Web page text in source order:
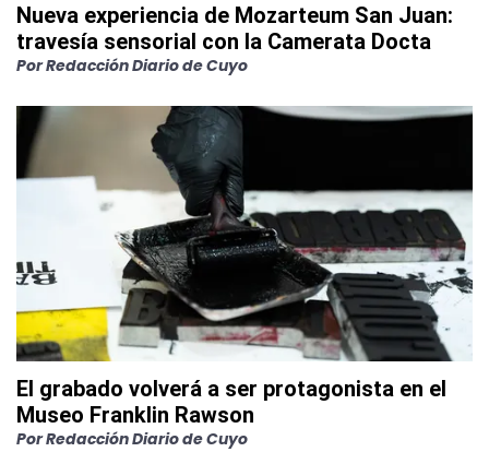
Nueva experiencia de Mozarteum San Juan:
travesía sensorial con la Camerata Docta
PorRedacción Diario de Cuyo
El grabado volverá a ser protagonista en el
Museo Franklin Rawson
PorRedacción Diario de Cuyo